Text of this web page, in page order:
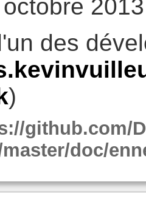
des
)
github.com/
doc/